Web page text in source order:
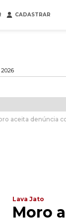
CADASTRAR
aceita denúncia
Lava Jato
Moro